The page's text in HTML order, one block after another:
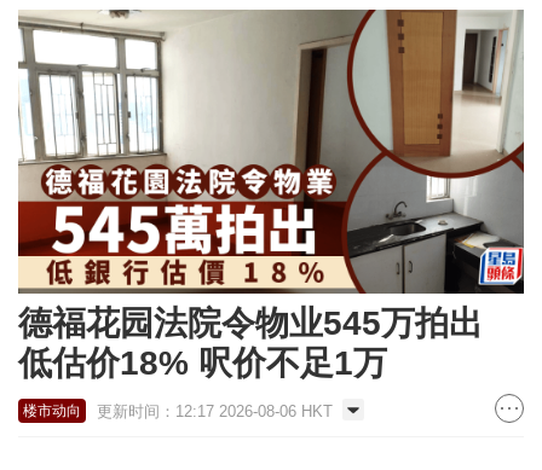
德福花园法院令物业545万拍出
低估价18% 呎价不足1万
楼市动向 更新时间：12:17 2026-08-06 HKT